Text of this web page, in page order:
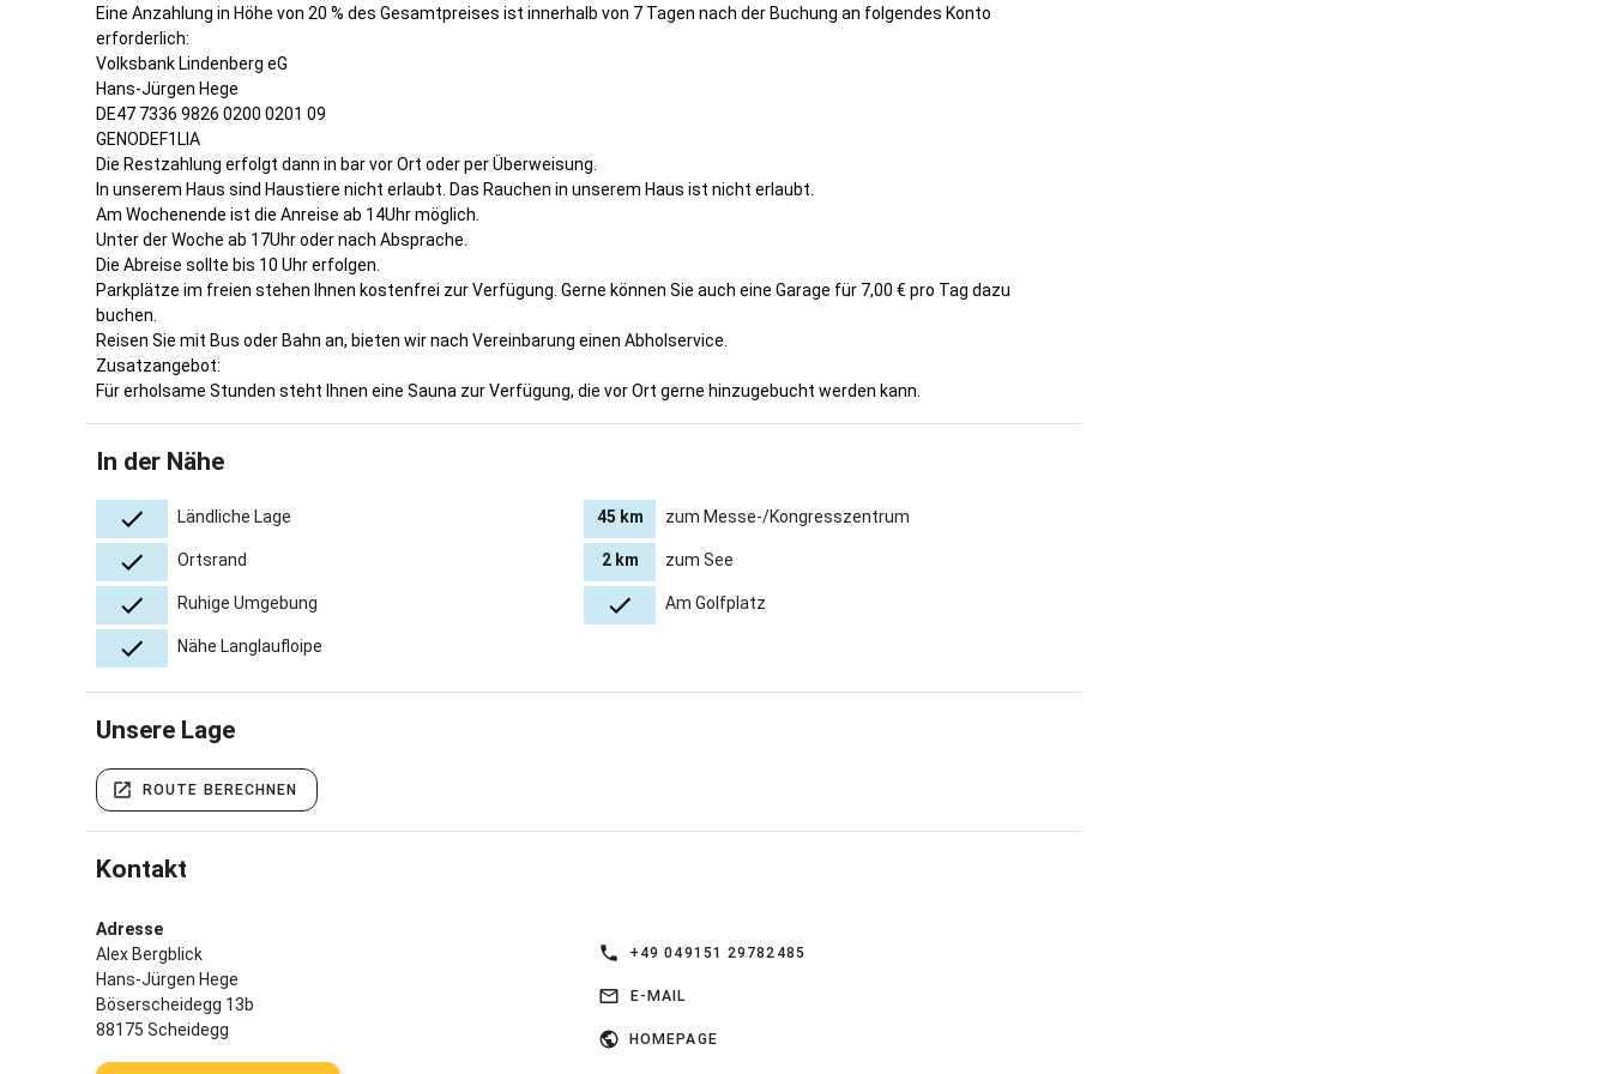
bei uns, zu einem unvergesslichen Erlebnis.
Alexandra und Hans-Jürgen Hege
Eine Anzahlung in Höhe von 20 % des Gesamtpreises ist innerhalb von 7 Tagen nach der Buchung an folgendes Konto
erforderlich:
Volksbank Lindenberg eG
Hans-Jürgen Hege
DE47 7336 9826 0200 0201 09
GENODEF1LIA
Die Restzahlung erfolgt dann in bar vor Ort oder per Überweisung.
In unserem Haus sind Haustiere nicht erlaubt. Das Rauchen in unserem Haus ist nicht erlaubt.
Am Wochenende ist die Anreise ab 14Uhr möglich.
Unter der Woche ab 17Uhr oder nach Absprache.
Die Abreise sollte bis 10 Uhr erfolgen.
Parkplätze im freien stehen Ihnen kostenfrei zur Verfügung. Gerne können Sie auch eine Garage für 7,00 € pro Tag dazu
buchen.
Reisen Sie mit Bus oder Bahn an, bieten wir nach Vereinbarung einen Abholservice.
Zusatzangebot:
Für erholsame Stunden steht Ihnen eine Sauna zur Verfügung, die vor Ort gerne hinzugebucht werden kann.
In der Nähe
Ländliche Lage 45 km zum Messe-/Kongresszentrum
Ortsrand 2 km zum See
Ruhige Umgebung Am Golfplatz
Nähe Langlaufloipe
Unsere Lage
ROUTE BERECHNEN
Kontakt
Adresse
Alex Bergblick
Hans-Jürgen Hege
Böserscheidegg 13b
88175 Scheidegg
+49 049151 29782485
E-MAIL
HOMEPAGE